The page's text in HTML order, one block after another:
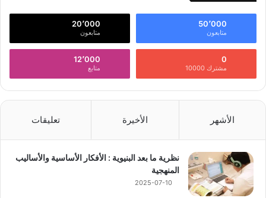
50٬000
متابعون
20٬000
متابعون
0
مشترك 10000
12٬000
متابع
الأشهر الأخيرة تعليقات
نظرية ما بعد البنيوية : الأفكار الأساسية والأساليب
المنهجية
2025-07-10